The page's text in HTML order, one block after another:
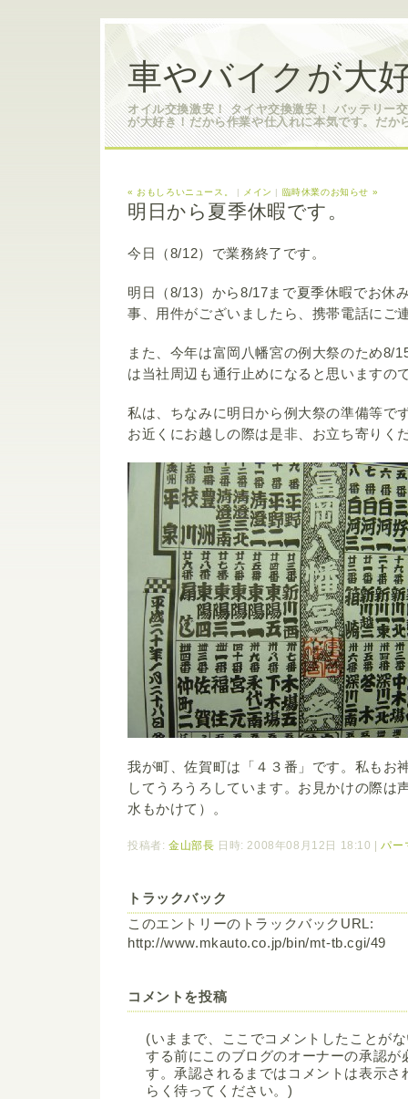
車やバイクが大
オイル交換激安！ タイヤ交換激安！ バッテリー
が大好き！だから作業や仕入れに本気です。だか
« おもしろいニュース。 | メイン | 臨時休業のお知らせ »
明日から夏季休暇です。
今日（8/12）で業務終了です。
明日（8/13）から8/17まで夏季休暇でお休
事、用件がございましたら、携帯電話にご
また、今年は富岡八幡宮の例大祭のため8/
は当社周辺も通行止めになると思いますの
私は、ちなみに明日から例大祭の準備等で
お近くにお越しの際は是非、お立ち寄りく
我が町、佐賀町は「４３番」です。私もお
してうろうろしています。お見かけの際は
水もかけて）。
投稿者:金山部長 日時: 2008年08月12日 18:10 パー
トラックバック
このエントリーのトラックバックURL:
http://www.mkauto.co.jp/bin/mt-tb.cgi/49
コメントを投稿
(いままで、ここでコメントしたことが
する前にこのブログのオーナーの承認が
す。承認されるまではコメントは表示さ
らく待ってください。)